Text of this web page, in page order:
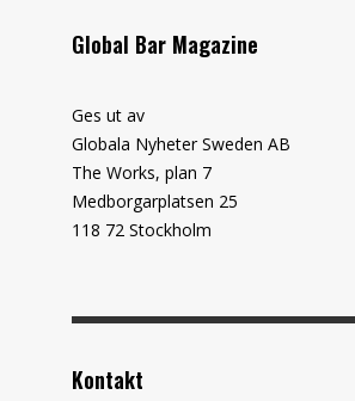
Global Bar Magazine
Ges ut av
Globala Nyheter Sweden AB
The Works, plan 7
Medborgarplatsen 25
118 72 Stockholm
Kontakt